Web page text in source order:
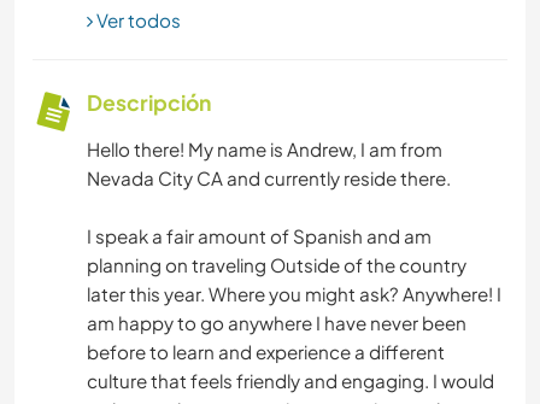
Ver todos
Descripción
Hello there! My name is Andrew, I am from
Nevada City CA and currently reside there.
I speak a fair amount of Spanish and am
planning on traveling Outside of the country
later this year. Where you might ask? Anywhere! I
am happy to go anywhere I have never been
before to learn and experience a different
culture that feels friendly and engaging. I would